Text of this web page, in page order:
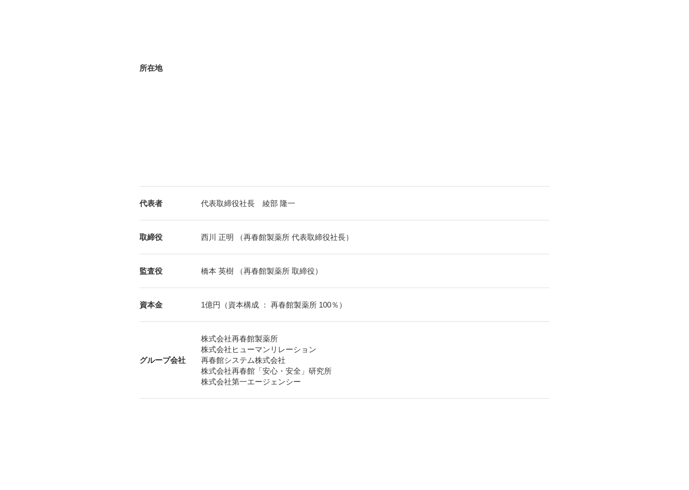
所在地
代表者 代表取締役社長 綾部 隆一
取締役 西川 正明 （再春館製薬所 代表取締役社長）
監査役 橋本 英樹 （再春館製薬所 取締役）
資本金 1億円 （資本構成 ： 再春館製薬所 100％）
グループ会社
株式会社再春館製薬所
株式会社ヒューマンリレーション
再春館システム株式会社
株式会社再春館「安心・安全」研究所
株式会社第一エージェンシー